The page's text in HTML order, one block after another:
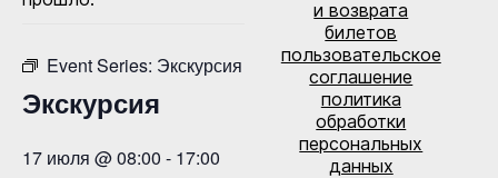
Event Series: Экскурсия
Экскурсия
17 июля @ 08:00 - 17:00
и возврата
билетов
пользовательское
соглашение
политика
обработки
персональных
данных